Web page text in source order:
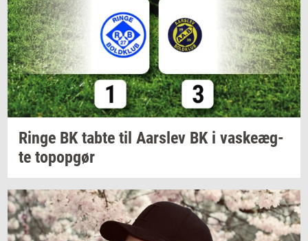
Ringe BK tabte til Aars­lev BK i va­ske­æg­
te topop­gør